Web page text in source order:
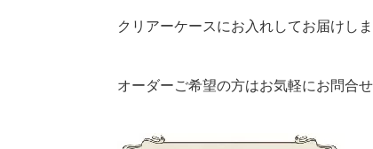
クリアーケースにお入れしてお届けしま
オーダーご希望の方はお気軽にお問合せ